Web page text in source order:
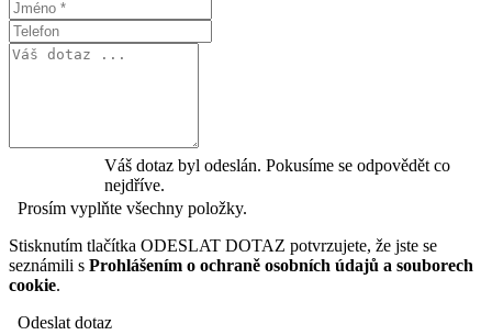
Váš dotaz byl odeslán. Pokusíme se odpovědět co
nejdříve.
Prosím vyplňte všechny položky.
Stisknutím tlačítka ODESLAT DOTAZ potvrzujete, že jste se
seznámili s Prohlášením o ochraně osobních údajů a souborech
cookie.
Odeslat dotaz